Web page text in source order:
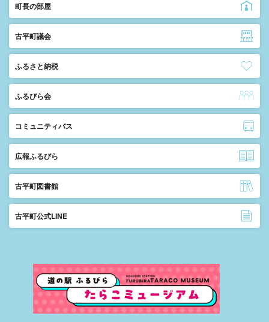
町長の部屋
古平町議会
ふるさと納税
ふるびら会
コミュニティバス
広報ふるびら
古平町図書館
古平町公式LINE